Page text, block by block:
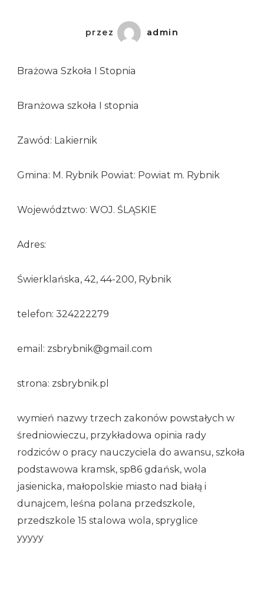
przez admin
Brażowa Szkoła I Stopnia
Branżowa szkoła I stopnia
Zawód: Lakiernik
Gmina: M. Rybnik Powiat: Powiat m. Rybnik
Województwo: WOJ. ŚLĄSKIE
Adres:
Świerklańska, 42, 44-200, Rybnik
telefon: 324222279
email: zsbrybnik@gmail.com
strona: zsbrybnik.pl
wymień nazwy trzech zakonów powstałych w
średniowieczu, przykładowa opinia rady
rodziców o pracy nauczyciela do awansu, szkoła
podstawowa kramsk, sp86 gdańsk, wola
jasienicka, małopolskie miasto nad białą i
dunajcem, leśna polana przedszkole,
przedszkole 15 stalowa wola, spryglice
yyyyy